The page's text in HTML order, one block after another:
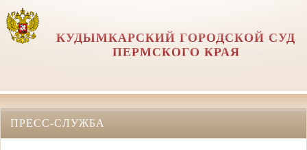
КУДЫМКАРСКИЙ ГОРОДСКОЙ СУД
ПЕРМСКОГО КРАЯ
ПРЕСС-СЛУЖБА